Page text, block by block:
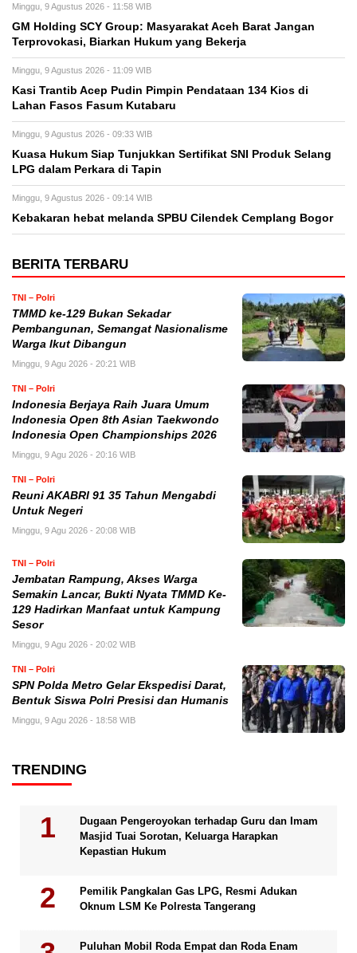
Minggu, 9 Agustus 2026 - 11:58 WIB
GM Holding SCY Group: Masyarakat Aceh Barat Jangan
Terprovokasi, Biarkan Hukum yang Bekerja
Minggu, 9 Agustus 2026 - 11:09 WIB
Kasi Trantib Acep Pudin Pimpin Pendataan 134 Kios di
Lahan Fasos Fasum Kutabaru
Minggu, 9 Agustus 2026 - 09:33 WIB
Kuasa Hukum Siap Tunjukkan Sertifikat SNI Produk Selang
LPG dalam Perkara di Tapin
Minggu, 9 Agustus 2026 - 09:14 WIB
Kebakaran hebat melanda SPBU Cilendek Cemplang Bogor
BERITA TERBARU
TNI – Polri
TMMD ke-129 Bukan Sekadar
Pembangunan, Semangat Nasionalisme
Warga Ikut Dibangun
Minggu, 9 Agu 2026 - 20:21 WIB
TNI – Polri
Indonesia Berjaya Raih Juara Umum
Indonesia Open 8th Asian Taekwondo
Indonesia Open Championships 2026
Minggu, 9 Agu 2026 - 20:16 WIB
TNI – Polri
Reuni AKABRI 91 35 Tahun Mengabdi
Untuk Negeri
Minggu, 9 Agu 2026 - 20:08 WIB
TNI – Polri
Jembatan Rampung, Akses Warga
Semakin Lancar, Bukti Nyata TMMD Ke-
129 Hadirkan Manfaat untuk Kampung
Sesor
Minggu, 9 Agu 2026 - 20:02 WIB
TNI – Polri
SPN Polda Metro Gelar Ekspedisi Darat,
Bentuk Siswa Polri Presisi dan Humanis
Minggu, 9 Agu 2026 - 18:58 WIB
TRENDING
Dugaan Pengeroyokan terhadap Guru dan Imam
Masjid Tuai Sorotan, Keluarga Harapkan
Kepastian Hukum
Pemilik Pangkalan Gas LPG, Resmi Adukan
Oknum LSM Ke Polresta Tangerang
Puluhan Mobil Roda Empat dan Roda Enam